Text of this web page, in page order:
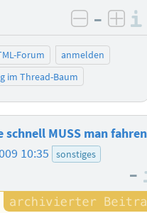
negativ
–
Forum
anmelden
im Thread-Baum
schnell MUSS man
10:35 sonstiges
–